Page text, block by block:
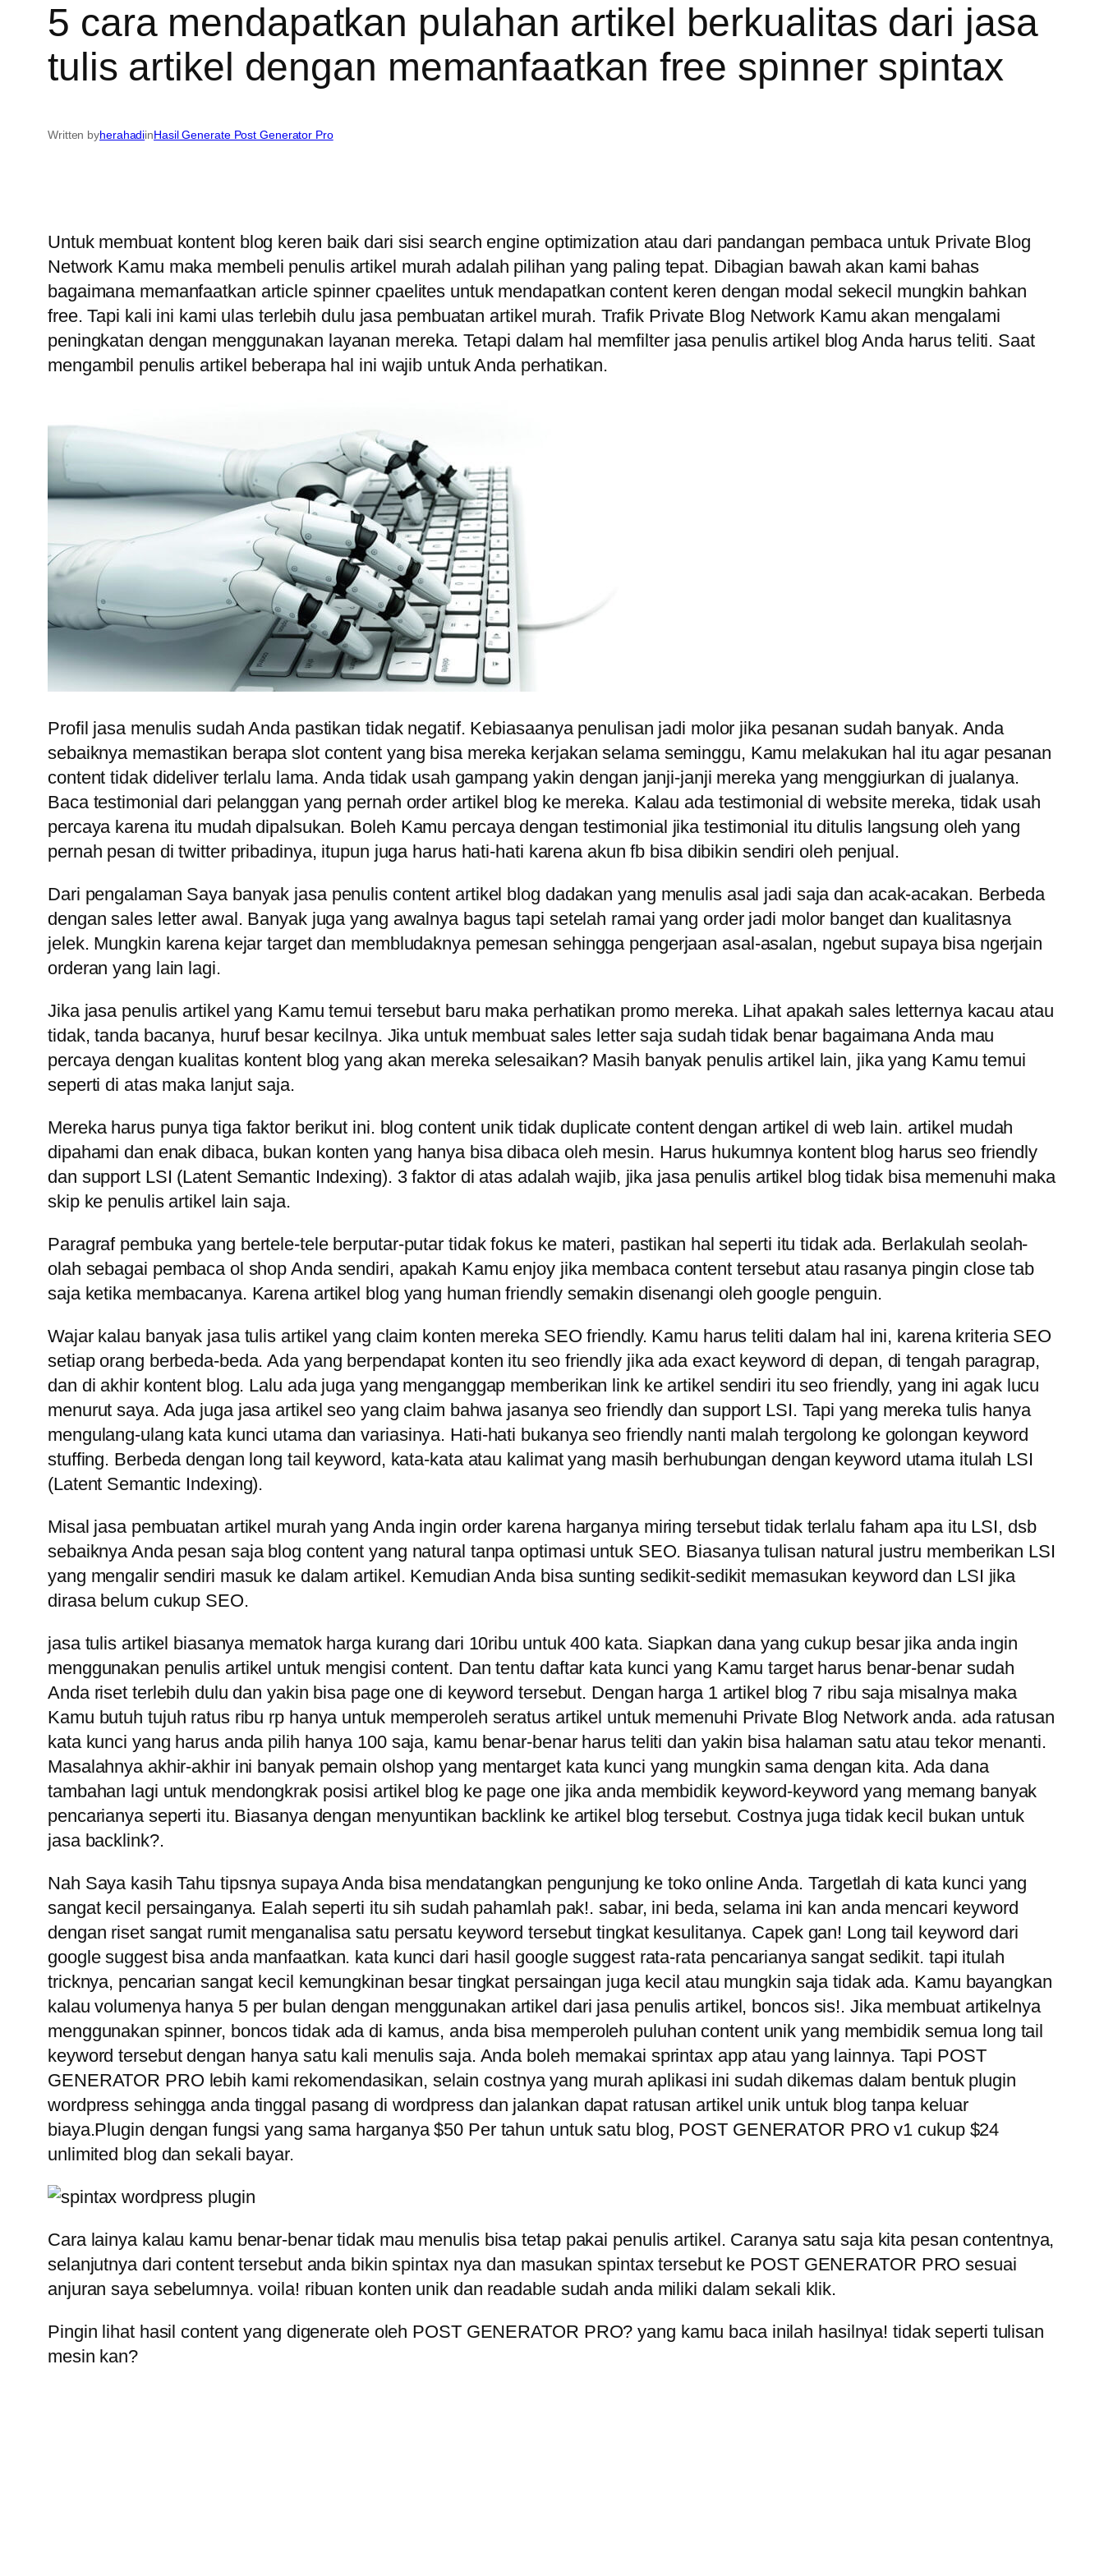
5 cara mendapatkan pulahan artikel berkualitas dari jasa
tulis artikel dengan memanfaatkan free spinner spintax
Written byherahadiinHasil Generate Post Generator Pro
Untuk membuat kontent blog keren baik dari sisi search engine optimization atau dari pandangan pembaca untuk Private Blog
Network Kamu maka membeli penulis artikel murah adalah pilihan yang paling tepat. Dibagian bawah akan kami bahas
bagaimana memanfaatkan article spinner cpaelites untuk mendapatkan content keren dengan modal sekecil mungkin bahkan
free. Tapi kali ini kami ulas terlebih dulu jasa pembuatan artikel murah. Trafik Private Blog Network Kamu akan mengalami
peningkatan dengan menggunakan layanan mereka. Tetapi dalam hal memfilter jasa penulis artikel blog Anda harus teliti. Saat
mengambil penulis artikel beberapa hal ini wajib untuk Anda perhatikan.
Profil jasa menulis sudah Anda pastikan tidak negatif. Kebiasaanya penulisan jadi molor jika pesanan sudah banyak. Anda
sebaiknya memastikan berapa slot content yang bisa mereka kerjakan selama seminggu, Kamu melakukan hal itu agar pesanan
content tidak dideliver terlalu lama. Anda tidak usah gampang yakin dengan janji-janji mereka yang menggiurkan di jualanya.
Baca testimonial dari pelanggan yang pernah order artikel blog ke mereka. Kalau ada testimonial di website mereka, tidak usah
percaya karena itu mudah dipalsukan. Boleh Kamu percaya dengan testimonial jika testimonial itu ditulis langsung oleh yang
pernah pesan di twitter pribadinya, itupun juga harus hati-hati karena akun fb bisa dibikin sendiri oleh penjual.
Dari pengalaman Saya banyak jasa penulis content artikel blog dadakan yang menulis asal jadi saja dan acak-acakan. Berbeda
dengan sales letter awal. Banyak juga yang awalnya bagus tapi setelah ramai yang order jadi molor banget dan kualitasnya
jelek. Mungkin karena kejar target dan membludaknya pemesan sehingga pengerjaan asal-asalan, ngebut supaya bisa ngerjain
orderan yang lain lagi.
Jika jasa penulis artikel yang Kamu temui tersebut baru maka perhatikan promo mereka. Lihat apakah sales letternya kacau atau
tidak, tanda bacanya, huruf besar kecilnya. Jika untuk membuat sales letter saja sudah tidak benar bagaimana Anda mau
percaya dengan kualitas kontent blog yang akan mereka selesaikan? Masih banyak penulis artikel lain, jika yang Kamu temui
seperti di atas maka lanjut saja.
Mereka harus punya tiga faktor berikut ini. blog content unik tidak duplicate content dengan artikel di web lain. artikel mudah
dipahami dan enak dibaca, bukan konten yang hanya bisa dibaca oleh mesin. Harus hukumnya kontent blog harus seo friendly
dan support LSI (Latent Semantic Indexing). 3 faktor di atas adalah wajib, jika jasa penulis artikel blog tidak bisa memenuhi maka
skip ke penulis artikel lain saja.
Paragraf pembuka yang bertele-tele berputar-putar tidak fokus ke materi, pastikan hal seperti itu tidak ada. Berlakulah seolah-
olah sebagai pembaca ol shop Anda sendiri, apakah Kamu enjoy jika membaca content tersebut atau rasanya pingin close tab
saja ketika membacanya. Karena artikel blog yang human friendly semakin disenangi oleh google penguin.
Wajar kalau banyak jasa tulis artikel yang claim konten mereka SEO friendly. Kamu harus teliti dalam hal ini, karena kriteria SEO
setiap orang berbeda-beda. Ada yang berpendapat konten itu seo friendly jika ada exact keyword di depan, di tengah paragrap,
dan di akhir kontent blog. Lalu ada juga yang menganggap memberikan link ke artikel sendiri itu seo friendly, yang ini agak lucu
menurut saya. Ada juga jasa artikel seo yang claim bahwa jasanya seo friendly dan support LSI. Tapi yang mereka tulis hanya
mengulang-ulang kata kunci utama dan variasinya. Hati-hati bukanya seo friendly nanti malah tergolong ke golongan keyword
stuffing. Berbeda dengan long tail keyword, kata-kata atau kalimat yang masih berhubungan dengan keyword utama itulah LSI
(Latent Semantic Indexing).
Misal jasa pembuatan artikel murah yang Anda ingin order karena harganya miring tersebut tidak terlalu faham apa itu LSI, dsb
sebaiknya Anda pesan saja blog content yang natural tanpa optimasi untuk SEO. Biasanya tulisan natural justru memberikan LSI
yang mengalir sendiri masuk ke dalam artikel. Kemudian Anda bisa sunting sedikit-sedikit memasukan keyword dan LSI jika
dirasa belum cukup SEO.
jasa tulis artikel biasanya mematok harga kurang dari 10ribu untuk 400 kata. Siapkan dana yang cukup besar jika anda ingin
menggunakan penulis artikel untuk mengisi content. Dan tentu daftar kata kunci yang Kamu target harus benar-benar sudah
Anda riset terlebih dulu dan yakin bisa page one di keyword tersebut. Dengan harga 1 artikel blog 7 ribu saja misalnya maka
Kamu butuh tujuh ratus ribu rp hanya untuk memperoleh seratus artikel untuk memenuhi Private Blog Network anda. ada ratusan
kata kunci yang harus anda pilih hanya 100 saja, kamu benar-benar harus teliti dan yakin bisa halaman satu atau tekor menanti.
Masalahnya akhir-akhir ini banyak pemain olshop yang mentarget kata kunci yang mungkin sama dengan kita. Ada dana
tambahan lagi untuk mendongkrak posisi artikel blog ke page one jika anda membidik keyword-keyword yang memang banyak
pencarianya seperti itu. Biasanya dengan menyuntikan backlink ke artikel blog tersebut. Costnya juga tidak kecil bukan untuk
jasa backlink?.
Nah Saya kasih Tahu tipsnya supaya Anda bisa mendatangkan pengunjung ke toko online Anda. Targetlah di kata kunci yang
sangat kecil persainganya. Ealah seperti itu sih sudah pahamlah pak!. sabar, ini beda, selama ini kan anda mencari keyword
dengan riset sangat rumit menganalisa satu persatu keyword tersebut tingkat kesulitanya. Capek gan! Long tail keyword dari
google suggest bisa anda manfaatkan. kata kunci dari hasil google suggest rata-rata pencarianya sangat sedikit. tapi itulah
tricknya, pencarian sangat kecil kemungkinan besar tingkat persaingan juga kecil atau mungkin saja tidak ada. Kamu bayangkan
kalau volumenya hanya 5 per bulan dengan menggunakan artikel dari jasa penulis artikel, boncos sis!. Jika membuat artikelnya
menggunakan spinner, boncos tidak ada di kamus, anda bisa memperoleh puluhan content unik yang membidik semua long tail
keyword tersebut dengan hanya satu kali menulis saja. Anda boleh memakai sprintax app atau yang lainnya. Tapi POST
GENERATOR PRO lebih kami rekomendasikan, selain costnya yang murah aplikasi ini sudah dikemas dalam bentuk plugin
wordpress sehingga anda tinggal pasang di wordpress dan jalankan dapat ratusan artikel unik untuk blog tanpa keluar
biaya.Plugin dengan fungsi yang sama harganya $50 Per tahun untuk satu blog, POST GENERATOR PRO v1 cukup $24
unlimited blog dan sekali bayar.
Cara lainya kalau kamu benar-benar tidak mau menulis bisa tetap pakai penulis artikel. Caranya satu saja kita pesan contentnya,
selanjutnya dari content tersebut anda bikin spintax nya dan masukan spintax tersebut ke POST GENERATOR PRO sesuai
anjuran saya sebelumnya. voila! ribuan konten unik dan readable sudah anda miliki dalam sekali klik.
Pingin lihat hasil content yang digenerate oleh POST GENERATOR PRO? yang kamu baca inilah hasilnya! tidak seperti tulisan
mesin kan?